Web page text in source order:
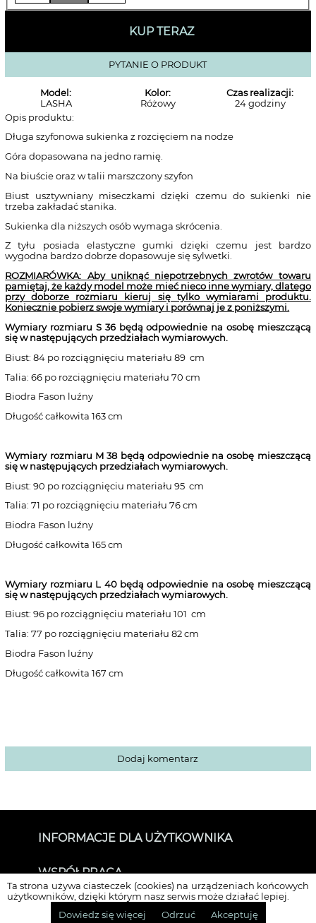
Ta strona używa ciasteczek (cookies) na urządzeniach końcowych
użytkowników, dzięki którym nasz serwis może działać lepiej.
Dowiedz się więcej
Odrzuć Akceptuję
KUP TERAZ
PYTANIE O PRODUKT
Model:
LASHA
Kolor:
Różowy
Czas realizacji:
24 godziny
Opis produktu:
Długa szyfonowa sukienka z rozcięciem na nodze
Góra dopasowana na jedno ramię.
Na biuście oraz w talii marszczony szyfon
Biust usztywniany miseczkami dzięki czemu do sukienki nie
trzeba zakładać stanika.
Sukienka dla niższych osób wymaga skrócenia.
Z tyłu posiada elastyczne gumki dzięki czemu jest bardzo
wygodna bardzo dobrze dopasowuje się sylwetki.
ROZMIARÓWKA: Aby uniknąć niepotrzebnych zwrotów towaru
pamiętaj, że każdy model może mieć nieco inne wymiary, dlatego
przy doborze rozmiaru kieruj się tylko wymiarami produktu.
Koniecznie pobierz swoje wymiary i porównaj je z poniższymi.
Wymiary rozmiaru S 36 będą odpowiednie na osobę mieszczącą
się w następujących przedziałach wymiarowych.
Biust: 84 po rozciągnięciu materiału 89 cm
Talia: 66 po rozciągnięciu materiału 70 cm
Biodra Fason luźny
Długość całkowita 163 cm
Wymiary rozmiaru M 38 będą odpowiednie na osobę mieszczącą
się w następujących przedziałach wymiarowych.
Biust: 90 po rozciągnięciu materiału 95 cm
Talia: 71 po rozciągnięciu materiału 76 cm
Biodra Fason luźny
Długość całkowita 165 cm
Wymiary rozmiaru L 40 będą odpowiednie na osobę mieszczącą
się w następujących przedziałach wymiarowych.
Biust: 96 po rozciągnięciu materiału 101 cm
Talia: 77 po rozciągnięciu materiału 82 cm
Biodra Fason luźny
Długość całkowita 167 cm
Dodaj komentarz
INFORMACJE DLA UŻYTKOWNIKA
O SUKIENKOWO
Kontakt
Dane do przelewu
WSPÓŁPRACA
Dla mediów i Influenserów